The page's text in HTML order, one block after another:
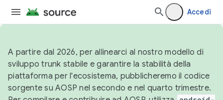
Accedi
A partire dal 2026, per allinearci al nostro modello di
sviluppo trunk stabile e garantire la stabilità della
piattaforma per l'ecosistema, pubblicheremo il codice
sorgente su AOSP nel secondo e nel quarto trimestre.